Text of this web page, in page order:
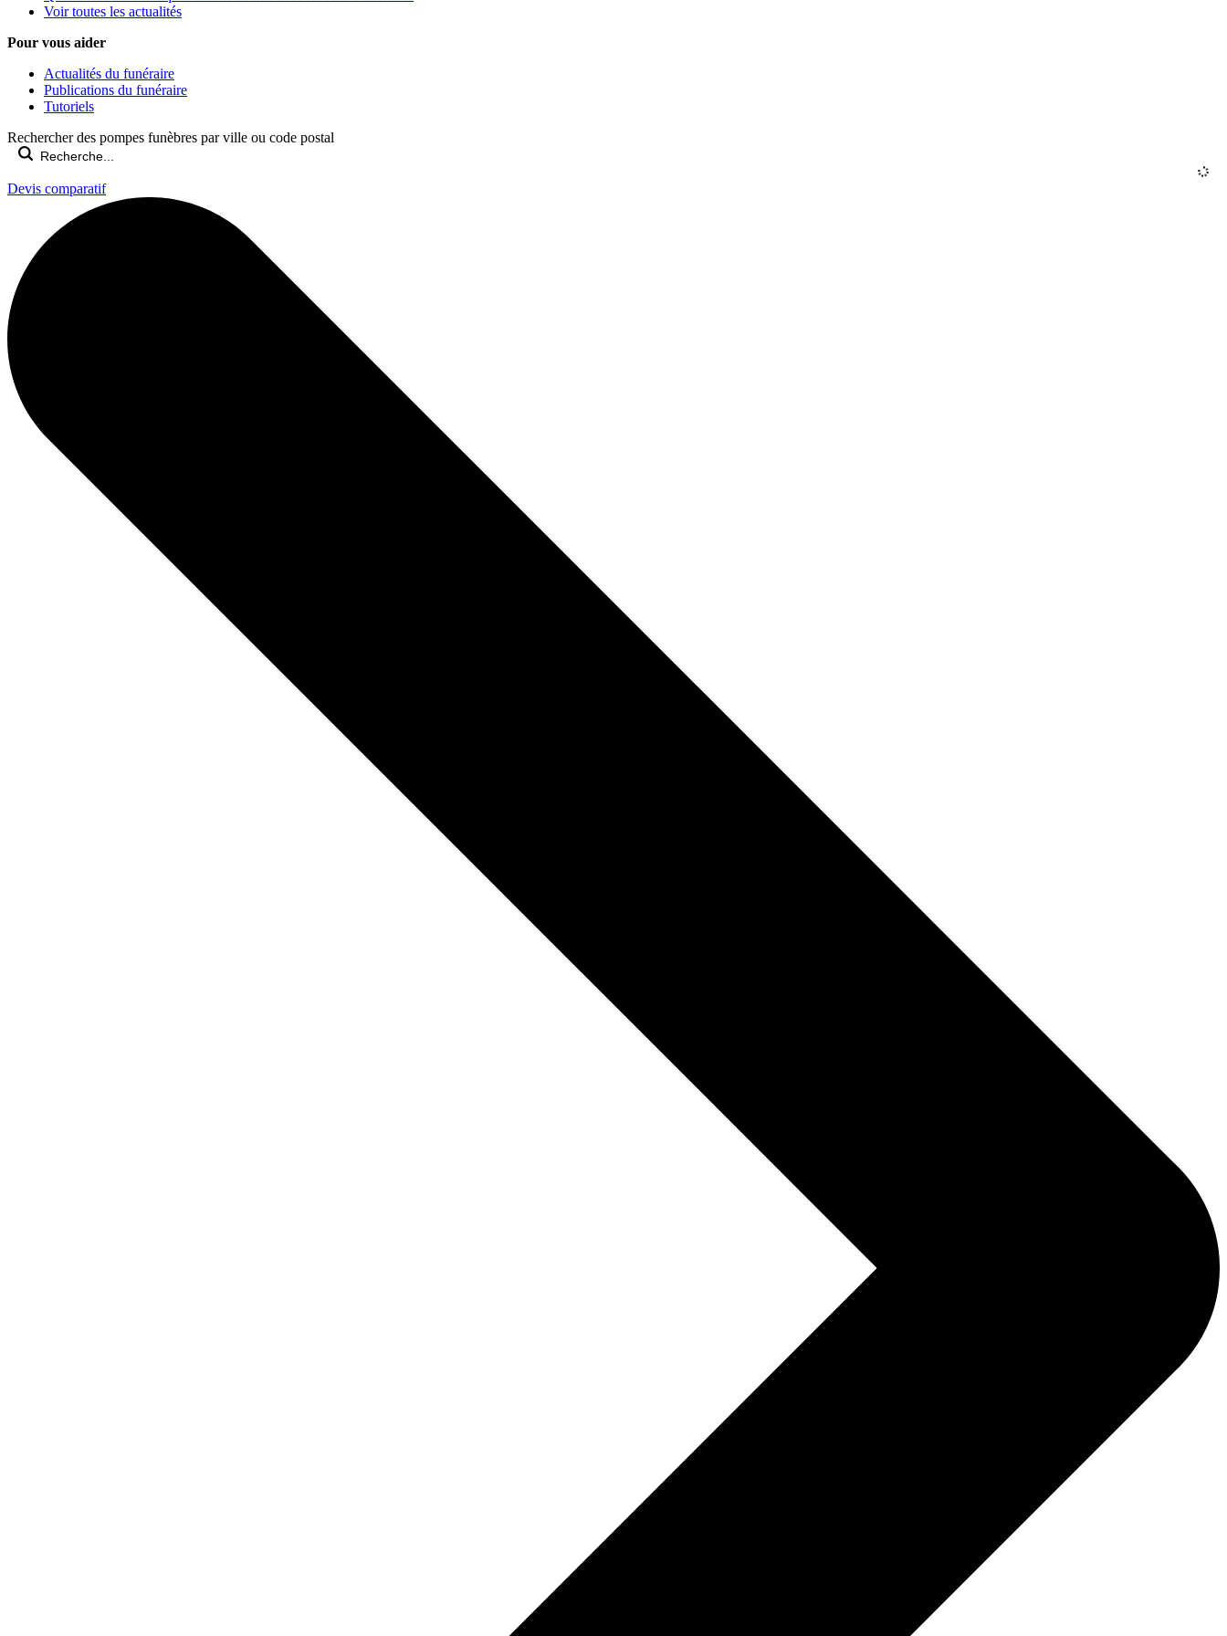
Voir toutes les actualités
Pour vous aider
Actualités du funéraire
Publications du funéraire
Tutoriels
Rechercher des pompes funèbres par ville ou code postal
Devis comparatif